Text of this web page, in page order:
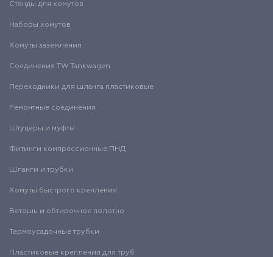
Стенды для хомутов
Наборы хомутов
Хомуты заземления
Соединения TW Tankwagen
Переходники для шланга пластиковые
Ремонтные соединения
Штуцеры и муфты
Фитинги компрессионные ПНД
Шланги и трубки
Хомуты быстрого крепления
Ветошь и обтирочное полотно
Термоусадочные трубки
Пластиковые крепления для труб